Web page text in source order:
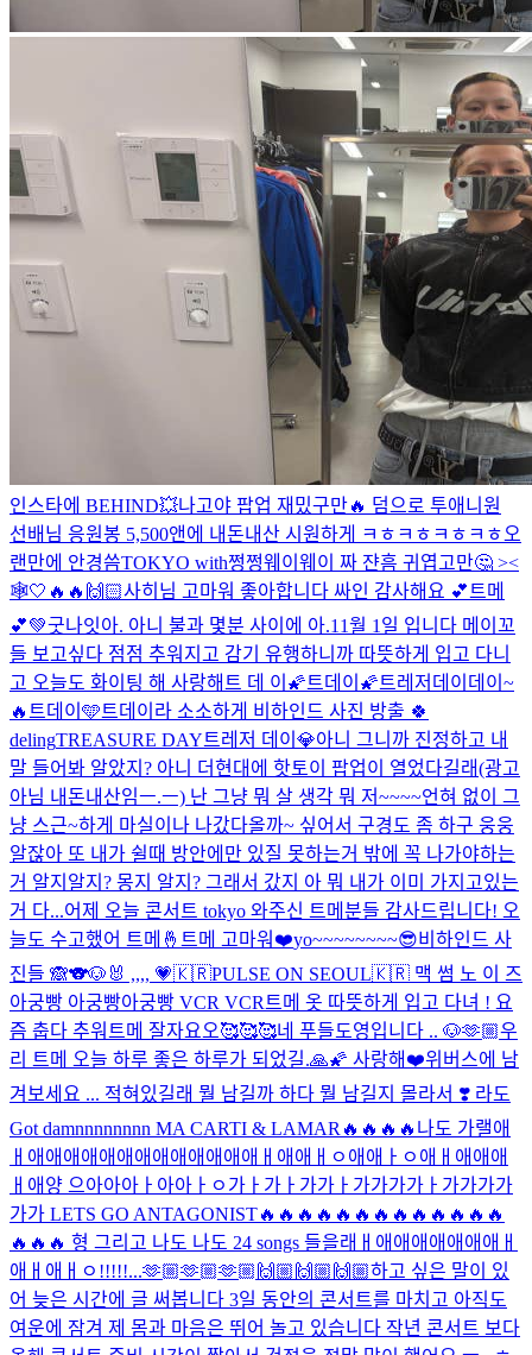
인스타에 BEHIND💥나고야 팝업 재밌구만🔥 덤으로 투애니원
선배님 응원봉 5,500앤에 내돈내산 시원하게 ㅋㅎㅋㅎㅋㅎㅋㅎ 오
랜만에 안경씀TOKYO with쩡쩡웨이웨이 짜 쟌흠 귀엽고만🤔 ><
🕸️🤍 🔥🔥 🙌🏻사히님 고마워 좋아합니다 싸인 감사해요 💕 트메
💕💚굿나잇아. 아니 불과 몇분 사이에 아.11월 1일 입니다 메이꼬
들 보고싶다 점점 추워지고 감기 유행하니까 따뜻하게 입고 다니
고 오늘도 화이팅 해 사랑해 트 데 이 🌠트데이🌠트레저데이데이~
🔥 트데이🩵트데이라 소소하게 비하인드 사진 방출 🍀
delingTREASURE DAY트레저 데이💎아니 그니까 진정하고 내
말 들어봐 알았지? 아니 더현대에 핫토이 팝업이 열었다길래(광고
아님 내돈내산임ㅡ.ㅡ) 난 그냥 뭐 살 생각 뭐 저~~~~언혀 없이 그
냥 스근~하게 마실이나 나갔다올까~ 싶어서 구경도 좀 하구 웅웅
알잖아 또 내가 쉴때 방안에만 있질 못하는거 밖에 꼭 나가야하는
거 알지알지? 몽지 알지? 그래서 갔지 아 뭐 내가 이미 가지고있는
거 다...어제 오늘 콘서트 tokyo 와주신 트메분들 감사드립니다! 오
늘도 수고했어 트메🤞 트메 고마워❤️yo~~~~~~~~😎비하인드 사
진들 🙈🐨🐶🐰 ,,,, 💗🇰🇷PULSE ON SEOUL🇰🇷 맥 썸 노 이 즈
아궁빵 아궁빵아궁빵 VCR VCR 트메 옷 따뜻하게 입고 다녀 ! 요
즘 춥다 추워 트메 잘자요오🥰🥰🥰네 푸들도영입니다 .. 🐶🫶🏼우
리 트메 오늘 하루 좋은 하루가 되었길.🙏🌠 사랑해❤️위버스에 남
겨보세요 ... 적혀있길래 뭘 남길까 하다 뭘 남길지 몰라서 ❣️ 라도
Got damnnnnnnnn MA CARTI & LAMAR🔥🔥🔥🔥나도 가랠애
ㅐ애애애애애애애애애애애애애ㅐ애애ㅐㅇ애애ㅏㅇ애ㅐ애애애
ㅐ애양 으아아아ㅏ아아ㅏㅇ가ㅏ가ㅏ가가ㅏ가가가가ㅏ가가가가
가가 LETS GO ANTAGONIST🔥🔥🔥🔥🔥🔥🔥🔥🔥🔥🔥🔥🔥
🔥🔥🔥 형 그리고 나도 나도 24 songs 들을래ㅐ애애애애애애애ㅐ
애ㅐ애ㅐㅇ!!!!!...🫶🏼🫶🏼🫶🏼🙌🏼🙌🏼🙌🏼하고 싶은 말이 있
어 늦은 시간에 글 써봅니다 3일 동안의 콘서트를 마치고 아직도
여운에 잠겨 제 몸과 마음은 뛰어 놀고 있습니다 작년 콘서트 보다